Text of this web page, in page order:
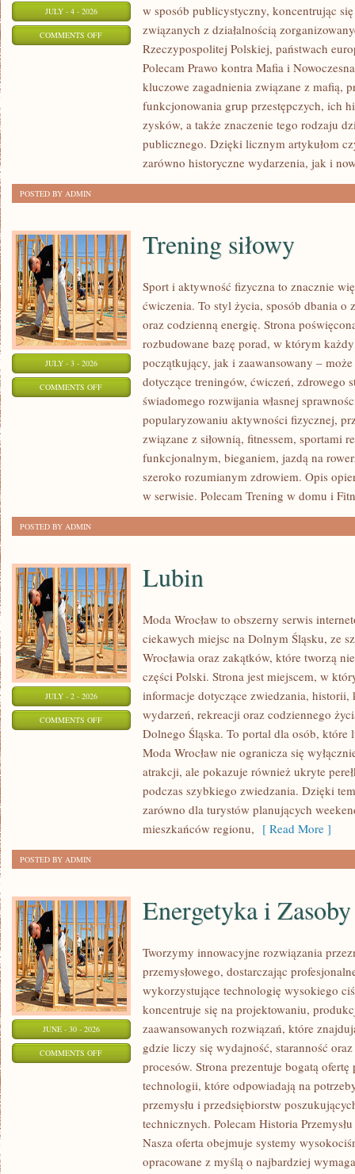
JULY - 4 - 2026
COMMENTS OFFON
TAJEMNICE
NIEWYJAŚNIONE
w sposób publicystyczny, koncentrując
związanych z działalnością
Rzeczypospolitej Polskiej, państwach
Polecam Prawo kontra Mafia i
kluczowe zagadnienia związane z mafią,
funkcjonowania grup przestępczych, ich
zysków, a także znaczenie tego rodzaju
publicznego. Dzięki licznym artykułom
zarówno historyczne wydarzenia, jak i
POSTED BY ADMIN
JULY - 3 - 2026
COMMENTS OFFON
Trening siłowy
Sport i aktywność fizyczna to znacznie
ćwiczenia. To styl życia, sposób dbania o
oraz codzienną energię. Strona
rozbudowane bazę porad, w którym
początkujący, jak i zaawansowany –
dotyczące treningów, ćwiczeń, zdrowego
świadomego rozwijania własnej
popularyzowaniu aktywności fizycznej,
związane z siłownią, fitnessem, sportami
funkcjonalnym, bieganiem, jazdą na
szeroko rozumianym zdrowiem. Opis
w serwisie. Polecam Trening w domu i
POSTED BY ADMIN
JULY - 2 - 2026
COMMENTS OFFON
Lubin
Moda Wrocław to obszerny serwis
ciekawych miejsc na Dolnym Śląsku, ze
Wrocławia oraz zakątków, które tworzą
części Polski. Strona jest miejscem, w
informacje dotyczące zwiedzania,
wydarzeń, rekreacji oraz codziennego
Dolnego Śląska. To portal dla osób,
Moda Wrocław nie ogranicza się
atrakcji, ale pokazuje również ukryte
podczas szybkiego zwiedzania. Dzięki
zarówno dla turystów planujących
mieszkańców regionu, [ Read More ]
POSTED BY ADMIN
JUNE - 30 - 2026
COMMENTS OFFON
ENERGETYKA
Energetyka i Zasoby
Tworzymy innowacyjne rozwiązania
przemysłowego, dostarczając
wykorzystujące technologię wysokiego
koncentruje się na projektowaniu,
zaawansowanych rozwiązań, które
gdzie liczy się wydajność, staranność
procesów. Strona prezentuje bogatą ofertę
technologii, które odpowiadają na
przemysłu i przedsiębiorstw
technicznych. Polecam Historia
Nasza oferta obejmuje systemy
opracowane z myślą o najbardziej